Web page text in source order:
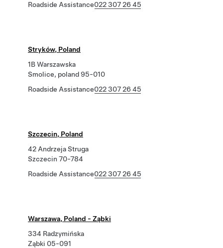
Roadside Assistance022 307 26 45
Stryków, Poland
1B Warszawska
Smolice, poland 95-010
Roadside Assistance022 307 26 45
Szczecin, Poland
42 Andrzeja Struga
Szczecin 70-784
Roadside Assistance022 307 26 45
Warszawa, Poland - Ząbki
334 Radzymińska
Ząbki 05-091